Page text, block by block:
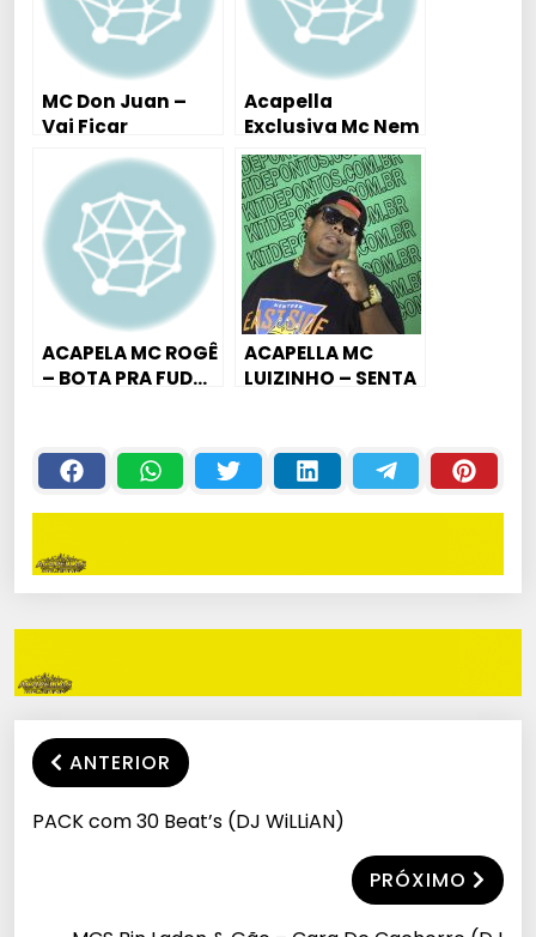
MC Don Juan –
Vai Ficar
David MM ( Áudio
Oficial )
Acapella
Exclusiva Mc Nem
Jm – Parara Tum
Tum
ACAPELA MC ROGÊ
– BOTA PRA FUD…
ACAPELLA MC
LUIZINHO – SENTA
ANTERIOR
PACK com 30 Beat’s (DJ WiLLiAN)
PRÓXIMO